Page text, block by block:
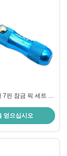
7핀 잠금 픽 세트 튜
얻으십시오